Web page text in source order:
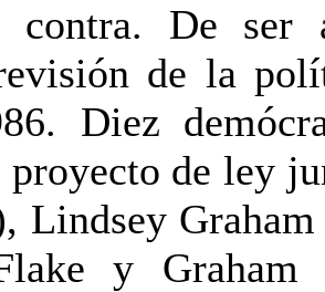
contra. De ser
de la
Diez
proyecto de ley
Lindsey
y